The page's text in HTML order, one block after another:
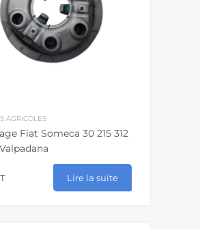
AGRICOLES
Fiat Someca 30 215 312
Lire la suite